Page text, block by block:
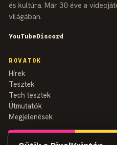
és kultúra. Már 30 éve a
világában.
YouTubeDiscord
ROVATOK
Hírek
Tesztek
Tech tesztek
Útmutatók
Megjelenések
MAGAZIN